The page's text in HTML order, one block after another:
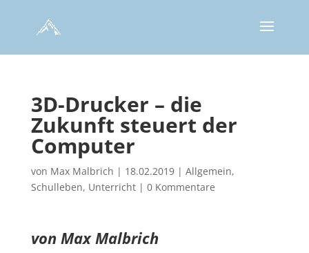
3D-Drucker – die
Zukunft steuert der
Computer
von Max Malbrich | 18.02.2019| Allgemein,
Schulleben, Unterricht| 0 Kommentare
von Max Malbrich